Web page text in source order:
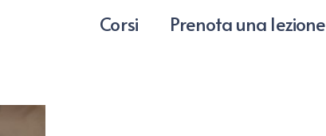
Corsi Prenota una lezione